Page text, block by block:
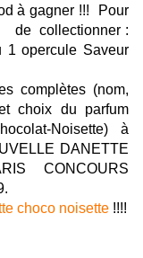
à gagner !!! Pour
de collectionner :
1 opercule Saveur
complètes (nom,
choix du parfum
Noisette) à
DANETTE
CONCOURS
choco noisette !!!!